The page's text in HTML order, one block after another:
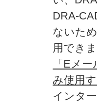
DRA-
ないた
用できま
「Eメ
み使用
インタ